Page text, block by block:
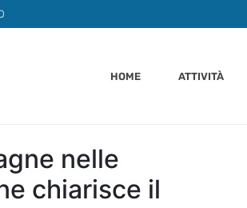
HOME ATTIVITÀ
nelle
chiarisce il